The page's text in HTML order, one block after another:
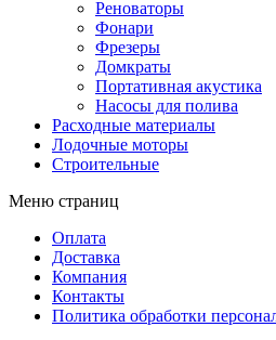
Реноваторы
Фонари
Фрезеры
Домкраты
Портативная акустика
Насосы для полива
Расходные материалы
Лодочные моторы
Строительные
Меню страниц
Оплата
Доставка
Компания
Контакты
Политика обработки